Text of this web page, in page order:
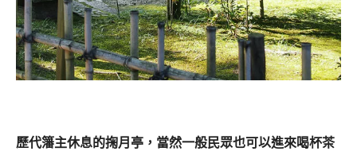
歷代籓主休息的掬月亭， 當然一般民眾也可以進來喝杯茶